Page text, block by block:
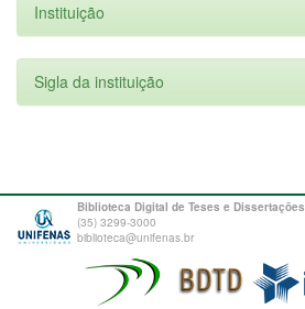
Instituição
Sigla da instituição
Biblioteca Digital de Teses e Dissertações
(35) 3299-3000
biblioteca@unifenas.br